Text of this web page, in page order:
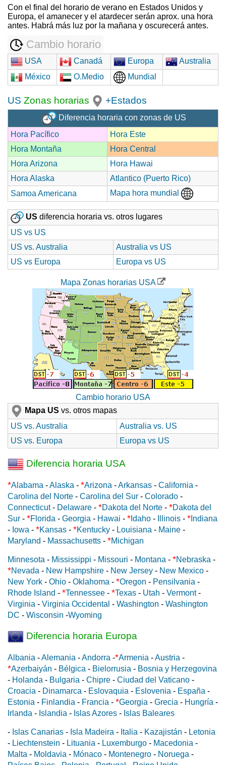
Con el final del horario de verano en Estados Unidos y
Europa, el amanecer y el atardecer serán aprox. una hora
antes. Habrá más luz por la mañana y oscurecerá antes.
Cambio horario
USA Canadá Europa
Australia
México
O.Medio Mundial
US Zonas horarias +Estados
Diferencia horaria con zonas de US
Hora Pacífico
Hora Este
Hora Montaña
Hora Central
Hora Arizona
Hora Hawai
Hora Alaska
Atlantico (Puerto Rico)
Samoa Americana
Mapa hora mundial
US diferencia horaria vs. otros lugares
US vs US
US vs. Australia
Australia vs US
US vs Europa
Europa vs US
Mapa Zonas horarias USA
Cambio horario USA
Mapa US vs. otros mapas
US vs. Australia
Australia vs. US
US vs. Europa
Europa vs US
Diferencia horaria USA
*Alabama -Alaska - *Arizona -Arkansas - California -
Carolina del Norte - Carolina del Sur - Colorado -
Connecticut- Delaware - *Dakota del Norte - *Dakota del
Sur - *Florida - Georgia - Hawai - * Idaho - Illinois - * Indiana
- Iowa - *Kansas - *Kentucky - Louisiana - Maine -
Maryland - Massachusetts - *Michigan
Minnesota - Mississippi - Missouri - Montana - *Nebraska -
*Nevada - New Hampshire - New Jersey - New Mexico -
New York - Ohio - Oklahoma - *Oregon - Pensilvania -
Rhode Island - *Tennessee - *Texas - Utah - Vermont-
Virginia - Virginia Occidental - Washington - Washington
DC - Wisconsin -Wyoming
Diferencia horaria Europa
Albania -Alemania -Andorra -*Armenia -Austria -
*Azerbaiyán - Bélgica - Bielorrusia - Bosnia y Herzegovina
- Holanda - Bulgaria - Chipre - Ciudad del Vaticano -
Croacia - Dinamarca - Eslovaquia - Eslovenia - España -
Estonia - Finlandia - Francia - *Georgia - Grecia - Hungría -
Irlanda - Islandia - Islas Azores - Islas Baleares
- Islas Canarias - Isla Madeira - Italia - Kazajistán - Letonia
- Liechtenstein - Lituania - Luxemburgo - Macedonia -
Malta - Moldavia - Mónaco - Montenegro - Noruega -